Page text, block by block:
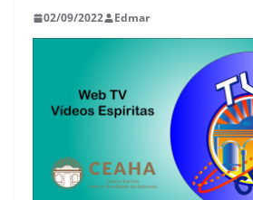
02/09/2022 Edmar